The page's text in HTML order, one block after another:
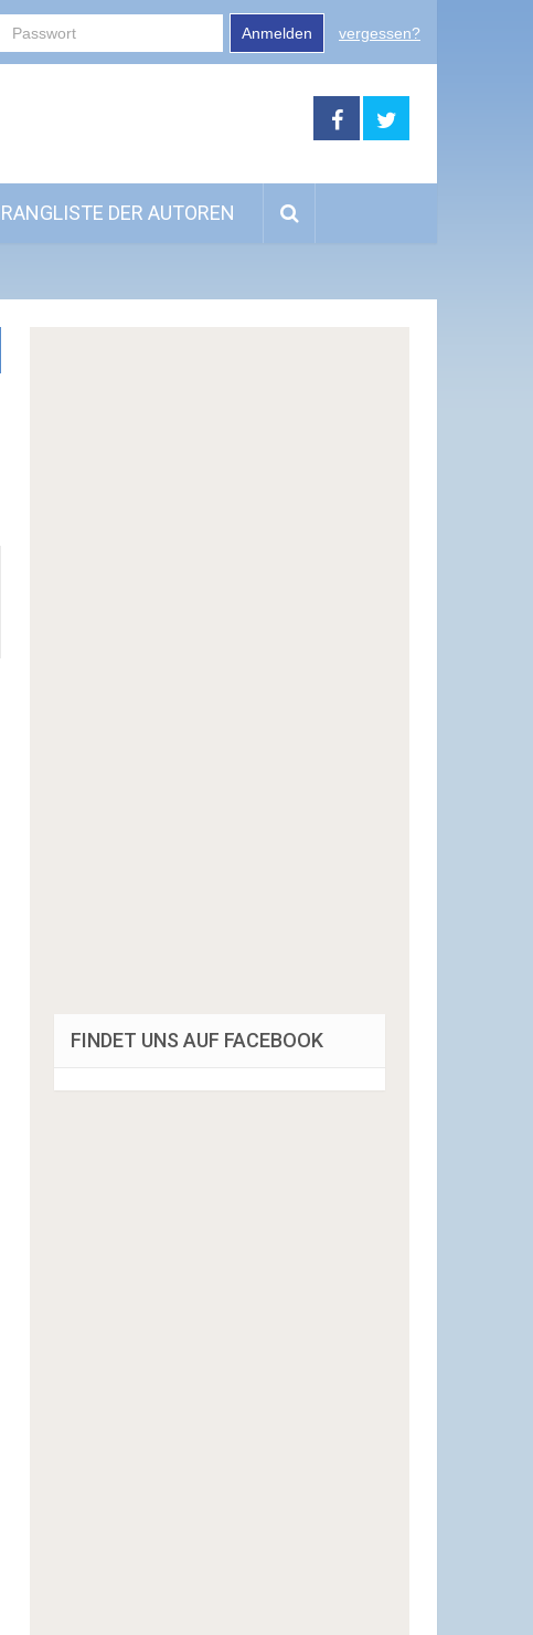
Anmelden vergessen?
RANGLISTE DER AUTOREN
FINDET UNS AUF FACEBOOK